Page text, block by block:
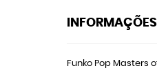
Funko Pop Masters